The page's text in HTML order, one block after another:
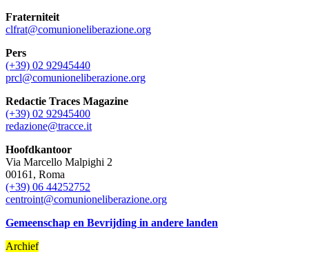
Fraterniteit
clfrat@comunioneliberazione.org
Pers
(+39) 02 92945440
prcl@comunioneliberazione.org
Redactie Traces Magazine
(+39) 02 92945400
redazione@tracce.it
Hoofdkantoor
Via Marcello Malpighi 2
00161, Roma
(+39) 06 44252752
centroint@comunioneliberazione.org
Gemeenschap en Bevrijding in andere landen
Archief